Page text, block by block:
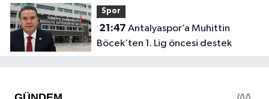
Spor
21:47
Böcek’ten 1. Lig öncesi destek